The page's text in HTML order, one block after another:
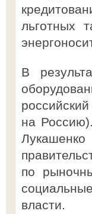
льготных
В
на
по
власти.